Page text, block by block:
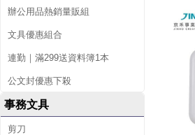
跳
繩
辦公用品熱銷量販組
文具優惠組合
連勤｜滿299送資料簿1本
公文封優惠下殺
事務文具
剪刀